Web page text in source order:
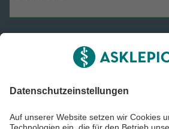
Informiert bleiben